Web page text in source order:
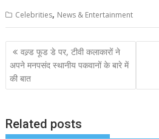
Celebrities, News & Entertainment
Post
navigation
वल्र्ड फूड डे पर, टीवी कलाकारों ने
अपने मनपसंद स्थानीय पकवानों के बारे में
की बात
Related posts